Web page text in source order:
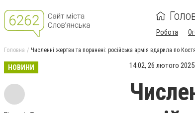
Робота
Головна Численні жертви та поранені: російська армія вдарила по
НОВИНИ 14:02, 26 лютого 2025